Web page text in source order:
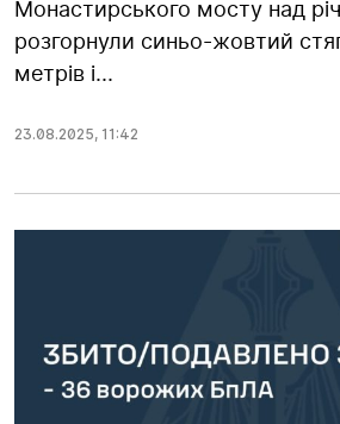
Монастирського мосту над
розгорнули синьо-жовтий
метрів і...
23.08.2025, 11:42